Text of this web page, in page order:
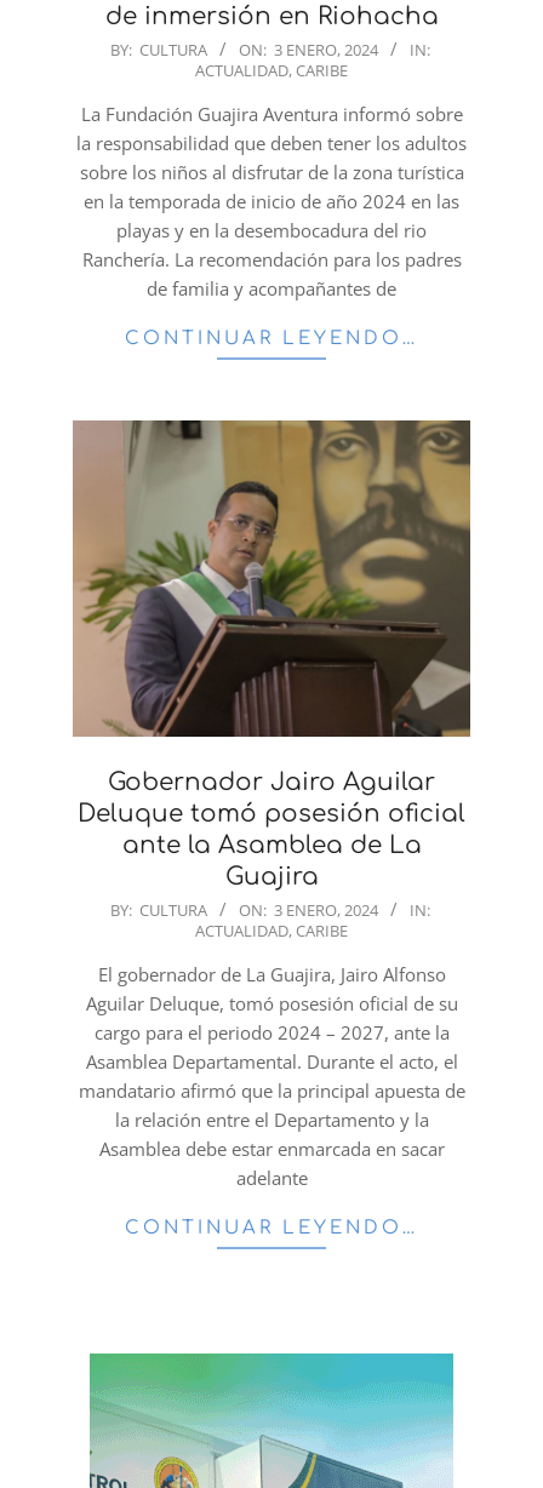
de inmersión en Riohacha
2024-
03
BY: CULTURA ON: 3 ENERO, 2024
IN:
ACTUALIDAD, CARIBE
La Fundación Guajira Aventura informó sobre
la responsabilidad que deben tener los adultos
sobre los niños al disfrutar de la zona turística
en la temporada de inicio de año 2024 en las
playas y en la desembocadura del rio
Ranchería. La recomendación para los padres
de familia y acompañantes de
CONTINUAR LEYENDO…
Gobernador Jairo Aguilar
Deluque tomó posesión oficial
ante la Asamblea de La
Guajira
2024-BY: CULTURA ON: 3 ENERO, 2024
IN:
ACTUALIDAD, CARIBE
El gobernador de La Guajira, Jairo Alfonso
Aguilar Deluque, tomó posesión oficial de su
cargo para el periodo 2024 – 2027, ante la
Asamblea Departamental. Durante el acto, el
mandatario afirmó que la principal apuesta de
la relación entre el Departamento y la
Asamblea debe estar enmarcada en sacar
adelante
CONTINUAR LEYENDO…